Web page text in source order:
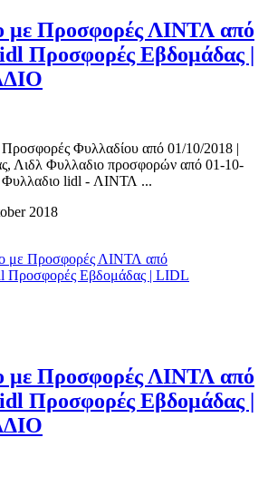
με Προσφορές ΛΙΝΤΛ από
Προσφορές Εβδομάδας |
Φυλλαδίου από 01/10/2018 |
Λιδλ Φυλλαδιο προσφορών από 01-10-
Φυλλαδιο lidl - ΛΙΝΤΛ ...
2018
με Προσφορές ΛΙΝΤΛ από
Προσφορές Εβδομάδας |